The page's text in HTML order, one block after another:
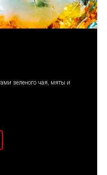
зеленого чая, мяты и